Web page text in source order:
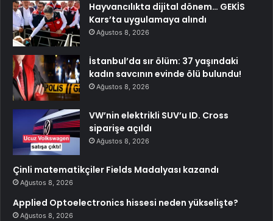
Hayvancılıkta dijital dönem… GEKİS
Kars’ta uygulamaya alındı
Ağustos 8, 2026
İstanbul’da sır ölüm: 37 yaşındaki
kadın savcının evinde ölü bulundu!
Ağustos 8, 2026
VW’nin elektrikli SUV’u ID. Cross
siparişe açıldı
Ağustos 8, 2026
Çinli matematikçiler Fields Madalyası kazandı
Ağustos 8, 2026
Applied Optoelectronics hissesi neden yükselişte?
Ağustos 8, 2026